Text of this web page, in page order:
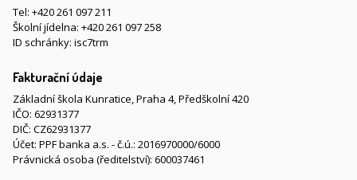
Tel: +420 261 097 211
Školní jídelna: +420 261 097 258
ID schránky: isc7trm
Fakturační údaje
Základní škola Kunratice, Praha 4, Předškolní 420
IČO: 62931377
DIČ: CZ62931377
Účet: PPF banka a.s. - č.ú.: 2016970000/6000
Právnická osoba (ředitelství): 600037461